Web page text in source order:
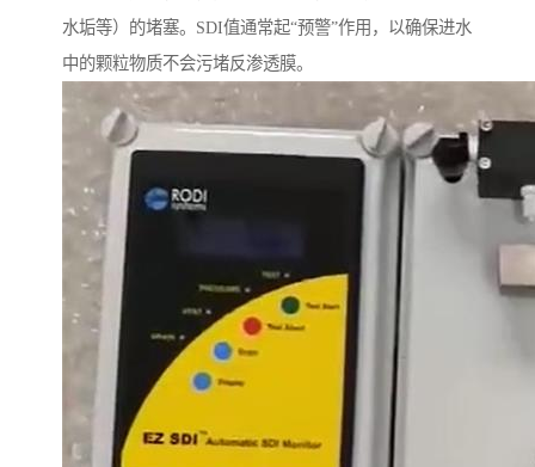
水垢等）的堵塞。SDI值通常起“预警”作用，以确保进水
中的颗粒物质不会污堵反渗透膜。